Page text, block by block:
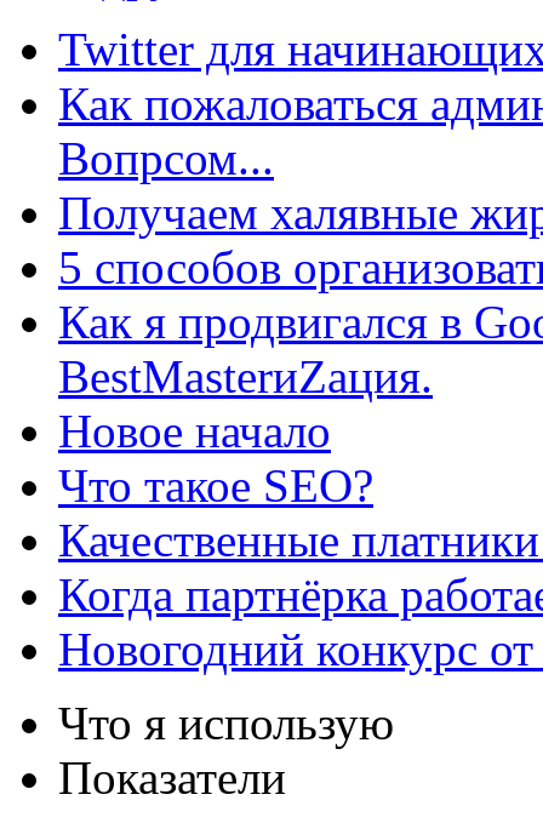
Twitter для
Как пожаловаться
Вопрсом...
Получаем халявные
5 способов
Как я продвигался в
BestMasterиZация.
Новое начало
Что такое SEO?
Качественные
Когда партнёрка
Новогодний конкурс
Что я использую
Показатели